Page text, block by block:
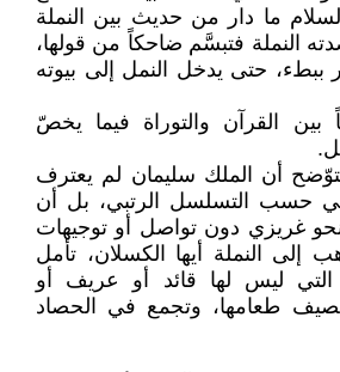
ما دار من حديث بين النملة
النملة فتبسَّم ضاحكاً من قولها،
ببطء، حتى يدخل النمل إلى بيوته
بين القرآن والتوراة فيما يخصّ
أن الملك سليمان لم يعترف
حسب التسلسل الرتبي، بل أن
غريزي دون تواصل أو توجيهات
إلى النملة أيها الكسلان، تأمل
ليس لها قائد أو عريف أو
طعامها، وتجمع في الحصاد